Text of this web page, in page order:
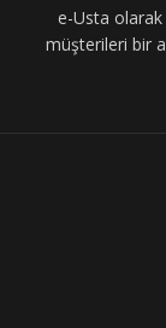
e-Usta olarak
müşterileri bir